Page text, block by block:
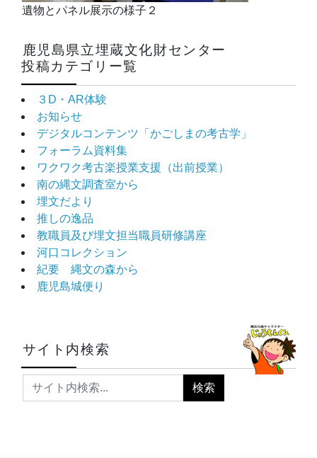
鹿児島県立埋蔵文化財センター
投稿カテゴリー覧
３D・AR体験
お知らせ
デジタルコンテンツ「かごしまの考古学」
フォーラム資料集
ワクワク考古楽授業支援（出前授業）
南の縄文調査室から
埋文だより
推しの逸品
教職員及び埋文担当職員研修講座
河口コレクション
紀要 縄文の森から
鹿児島城便り
サイト内検索
遺物とパネル展示の様子２